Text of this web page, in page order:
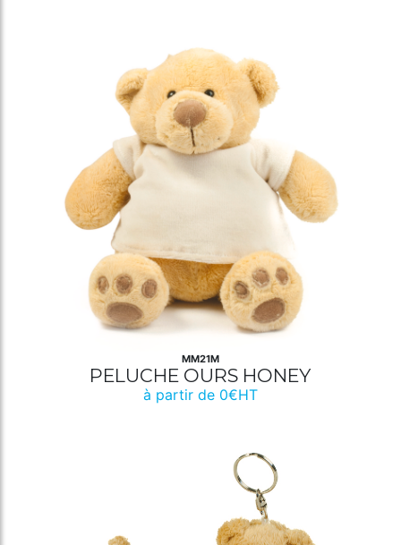
MM21M
PELUCHE OURS HONEY
à partir de 0€HT